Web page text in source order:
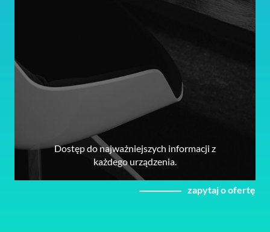
Dostęp do najważniejszych informacji z
każdego urządzenia.
zapytaj o ofertę